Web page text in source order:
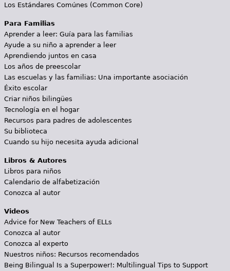
Los Estándares Comúnes (Common Core)
Para Familias
Aprender a leer: Guía para las familias
Ayude a su niño a aprender a leer
Aprendiendo juntos en casa
Los años de preescolar
Las escuelas y las familias: Una importante asociación
Éxito escolar
Criar niños bilingües
Tecnología en el hogar
Recursos para padres de adolescentes
Su biblioteca
Cuando su hijo necesita ayuda adicional
Libros & Autores
Libros para niños
Calendario de alfabetización
Conozca al autor
Videos
Advice for New Teachers of ELLs
Conozca al autor
Conozca al experto
Nuestros niños: Recursos recomendados
Being Bilingual Is a Superpower!: Multilingual Tips to Support